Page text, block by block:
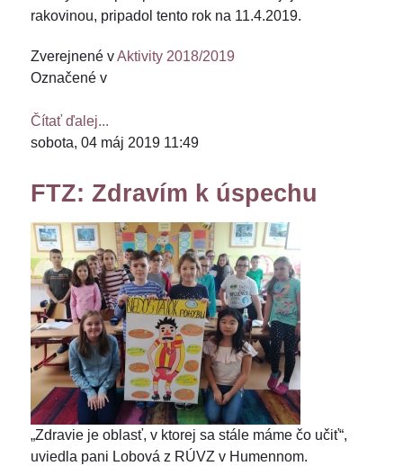
rakovinou, pripadol tento rok na 11.4.2019.
Zverejnené vAktivity 2018/2019
Označené v
Čítať ďalej...
sobota, 04 máj 2019 11:49
FTZ: Zdravím k úspechu
„Zdravie je oblasť, v ktorej sa stále máme čo učiť“,
uviedla pani Lobová z RÚVZ v Humennom.